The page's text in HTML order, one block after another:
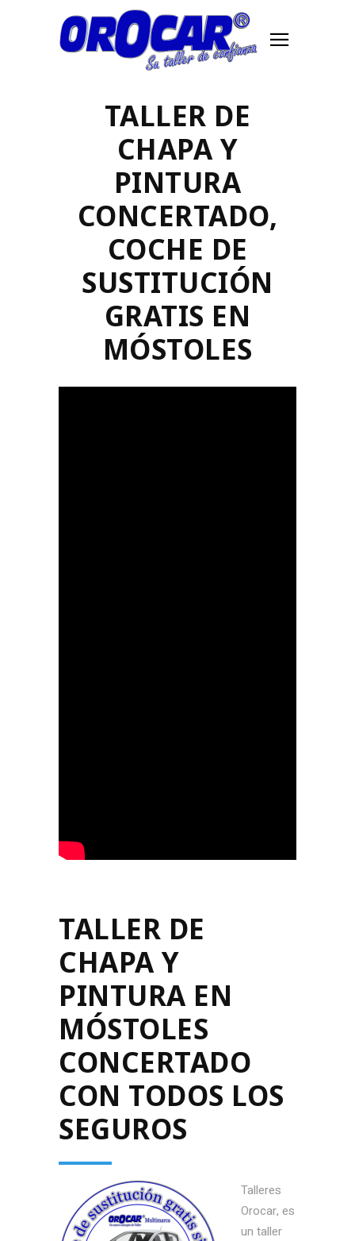
TALLER DE
CHAPA Y
PINTURA
CONCERTADO,
COCHE DE
SUSTITUCIÓN
GRATIS EN
MÓSTOLES
TALLER DE
CHAPA Y
PINTURA EN
MÓSTOLES
CONCERTADO
CON TODOS LOS
SEGUROS
Talleres
Orocar, es
un taller